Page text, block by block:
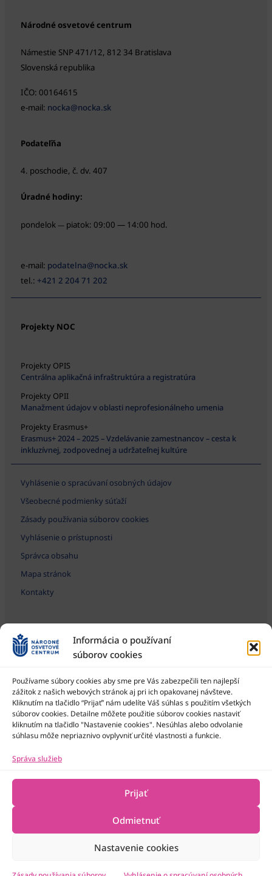
Informácia o používaní
súborov cookies
Používame súbory cookies aby sme pre Vás zabezpečili ten najlepší
zážitok z našich webových stránok aj pri ich opakovanej návšteve.
Kliknutím na tlačidlo “Prijať” nám udelíte Váš súhlas s použitím všetkých
súborov cookies. Detailne môžete použitie súborov cookies nastaviť
kliknutím na tlačidlo "Nastavenie cookies". Nesúhlas alebo odvolanie
súhlasu môže nepriaznivo ovplyvniť určité vlastnosti a funkcie.
Správa služieb
Prijať
Odmietnuť
Nastavenie cookies
Národné osvetové centrum
Námestie SNP 471/12, 812 34 Bratislava
Slovenská republika
IČO: 00164615
e-mail: nocka@nocka.sk
Podateľňa
4. poschodie, č. dv. 407
Úradné hodiny:
pondelok — piatok: 09:00 — 14:00 hod.
e-mail: podatelna@nocka.sk
tel.: +421 2 204 71 202
Projekty NOC
Projekty OPIS
Centrálna aplikačná infraštruktúra a registratúra
Projekty OPII
Manažment údajov v oblasti neprofesionálneho umenia
Projekty Erasmus+
Erasmus+ 2024 – 2025 – Vzdelávanie zamestnancov – cesta k
inkluzívnej, zodpovednej a udržateľnej kultúre
Vyhlásenie o spracúvaní osobných údajov
Všeobecné podmienky súťaží
Zásady používania súborov cookies
Vyhlásenie o prístupnosti
Správca obsahu
Mapa stránok
Kontakty
Národné osvetové centrum je štátna príspevková organizácia
Ministerstva kultúry SR
2022-2026 © Národné osvetové centrumVšetky práva vyhradené